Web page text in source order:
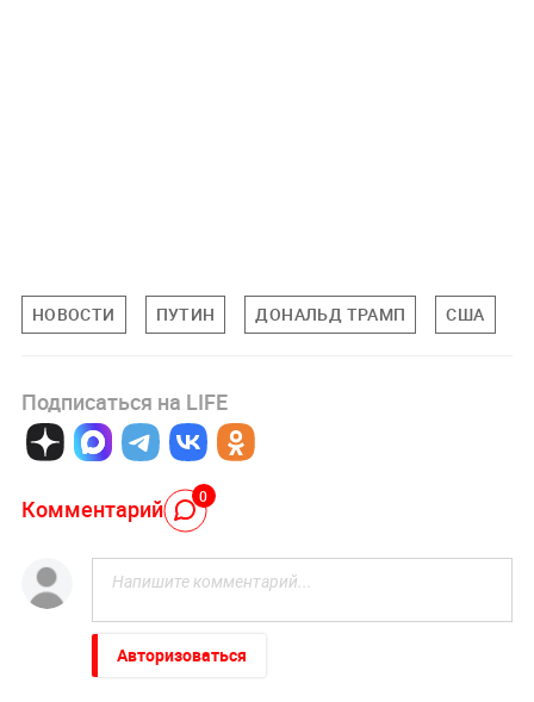
НОВОСТИ ПУТИН ДОНАЛЬД ТРАМП США
Подписаться на LIFE
Комментарий 0
Авторизоваться